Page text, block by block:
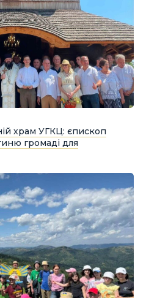
храм УГКЦ: єпископ
громаді для